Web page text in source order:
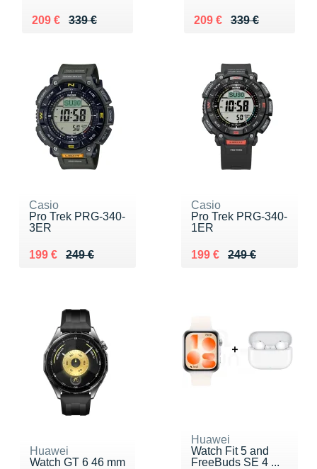
339 €
Au lieu de 339 €
209 €
Vendu 209 € 339 €
Au lieu de 339 €
209 €
Vendu 209 €
Casio
Pro Trek PRG-340-
3ER
249 €
Au lieu de 249 €
199 €
Vendu 199 €
Casio
Pro Trek PRG-340-
1ER
249 €
Au lieu de 249 €
199 €
Vendu 199 €
Huawei
Watch GT 6 46 mm
Huawei
Watch Fit 5 and
FreeBuds SE 4 ...